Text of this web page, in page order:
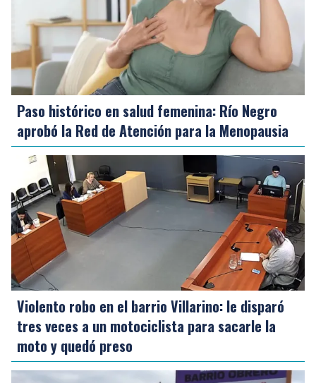
Paso histórico en salud femenina: Río Negro
aprobó la Red de Atención para la Menopausia
Violento robo en el barrio Villarino: le disparó
tres veces a un motociclista para sacarle la
moto y quedó preso